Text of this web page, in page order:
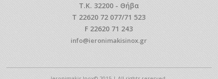
Τ.Κ. 32200 - Θήβα
T 22620 72 077/71 523
F 22620 71 243
info@ieronimakisinox.gr